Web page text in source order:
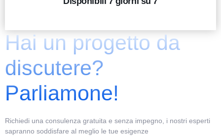
Hai un progetto da
discutere?
Parliamone!
Richiedi una consulenza gratuita e senza impegno, i nostri esperti
sapranno soddisfare al meglio le tue esigenze